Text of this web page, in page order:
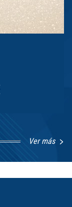
Ver más